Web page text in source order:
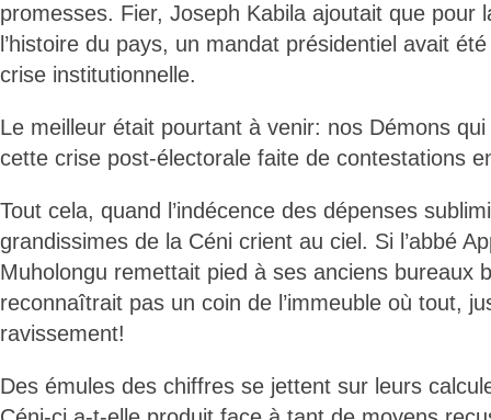
promesses. Fier, Joseph Kabila ajoutait que pour
l’histoire du pays, un mandat présidentiel avait
crise institutionnelle.
Le meilleur était pourtant à venir: nos Démons
cette crise post-électorale faite de contestations
Tout cela, quand l’indécence des dépenses
grandissimes de la Céni crient au ciel. Si l’abbé
Muholongu remettait pied à ses anciens bureaux
reconnaîtrait pas un coin de l’immeuble où tout,
ravissement!
Des émules des chiffres se jettent sur leurs